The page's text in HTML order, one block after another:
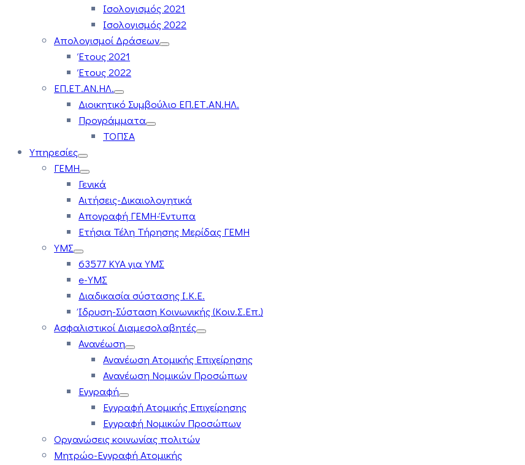
Ισολογισμός 2021
Ισολογισμός 2022
Απολογισμοί Δράσεων
Έτους 2021
Έτους 2022
ΕΠ.ΕΤ.ΑΝ.ΗΛ.
Διοικητικό Συμβούλιο ΕΠ.ΕΤ.ΑΝ.ΗΛ.
Προγράμματα
ΤΟΠΣΑ
Υπηρεσίες
ΓΕΜΗ
Γενικά
Αιτήσεις-Δικαιολογητικά
Απογραφή ΓΕΜΗ-Έντυπα
Ετήσια Τέλη Τήρησης Μερίδας ΓΕΜΗ
ΥΜΣ
63577 ΚΥΑ για ΥΜΣ
e-ΥΜΣ
Διαδικασία σύστασης Ι.Κ.Ε.
Ίδρυση-Σύσταση Κοινωνικής (Κοιν.Σ.Επ.)
Ασφαλιστικοί Διαμεσολαβητές
Ανανέωση
Ανανέωση Ατομικής Επιχείρησης
Ανανέωση Νομικών Προσώπων
Εγγραφή
Εγγραφή Ατομικής Επιχείρησης
Εγγραφή Νομικών Προσώπων
Οργανώσεις κοινωνίας πολιτών
Μητρώο-Εγγραφή Ατομικής